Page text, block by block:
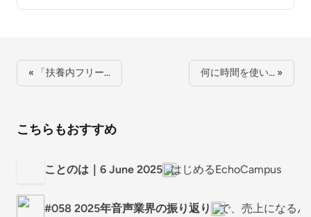
« 「扶養内フリー… 何に時間を使い… »
こちらもおすすめ
ことのは｜6 June 2025 はじめるEchoCampus
#058 2025年音声業界の振り返り で、売上になる